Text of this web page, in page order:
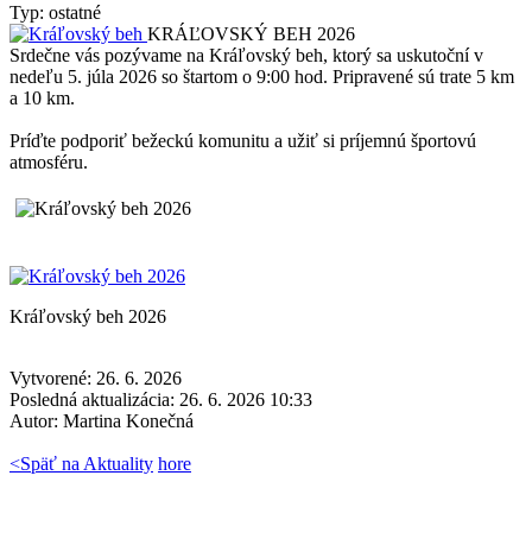
Typ: ostatné
KRÁĽOVSKÝ BEH 2026
Srdečne vás pozývame na Kráľovský beh, ktorý sa uskutoční v
nedeľu 5. júla 2026 so štartom o 9:00 hod. Pripravené sú trate 5 km
a 10 km.
Príďte podporiť bežeckú komunitu a užiť si príjemnú športovú
atmosféru.
Kráľovský beh 2026
Vytvorené: 26. 6. 2026
Posledná aktualizácia: 26. 6. 2026 10:33
Autor: Martina Konečná
<Späť na Aktuality hore